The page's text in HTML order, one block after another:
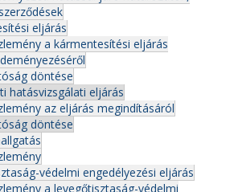
eljárás
a kármentesítési eljárás
döntése
hatásvizsgálati eljárás
az eljárás megindításáról
döntése
védelmi engedélyezési eljárás
a levegőtisztaság-védelmi